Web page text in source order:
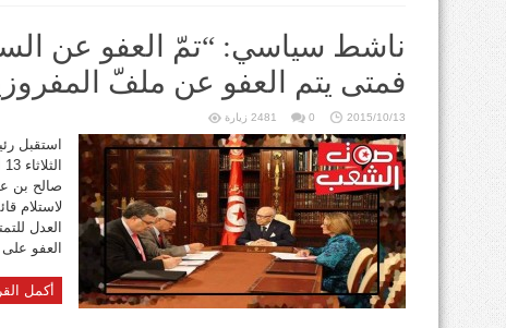
ناشط سياسي: “تمّ العفو عن
فمتى يتم العفو عن ملفّ
2015/10/13
0 2481 زيارة
استقبل
صالح بن
لاستلام
العدل
العفو على 409 ...
أكمل